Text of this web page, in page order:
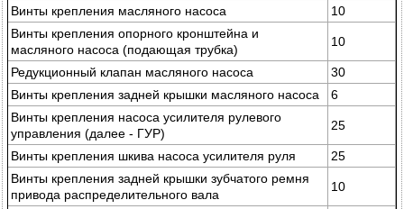
Винты крепления масляного насоса
10
Винты крепления опорного кронштейна и
масляного насоса (подающая трубка)
10
Редукционный клапан масляного насоса
30
Винты крепления задней крышки масляного насоса
6
Винты крепления насоса усилителя рулевого
управления (далее - ГУР)
25
Винты крепления шкива насоса усилителя руля
25
Винты крепления задней крышки зубчатого ремня
привода распределительного вала
10